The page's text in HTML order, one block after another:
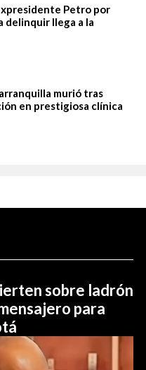
Petro por
delinquir llega a la
murió tras
en prestigiosa clínica
sobre ladrón
para